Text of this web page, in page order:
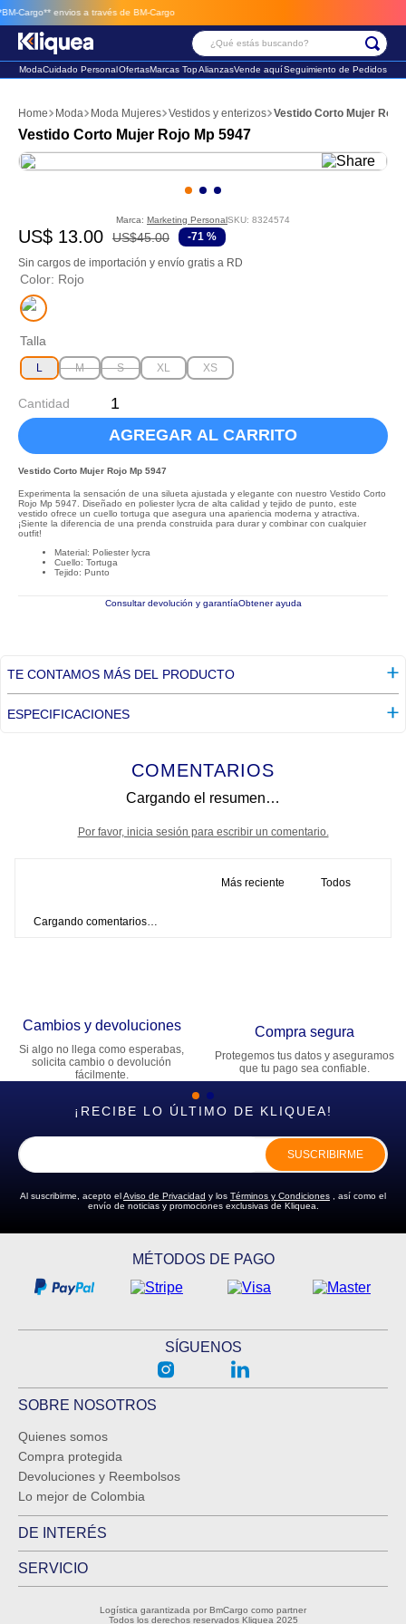
Cargo** envios a través de BM-Cargo
¿Qué estás buscando?
ModaCuidado PersonalOfertasMarcas TopAlianzasVende aquíSeguimiento de Pedidos
Moda Moda Mujeres Vestidos y enterizos Vestido Corto Mujer Rojo
Vestido Corto Mujer Rojo Mp 5947
Marca: Marketing PersonalSKU: 8324574
US$ 13.00 US$45.00 -71 %
Sin cargos de importación y envío gratis a RD
Color: Rojo
Talla
L M S XL XS
Cantidad
AGREGAR AL CARRITO
Vestido Corto Mujer Rojo Mp 5947
Experimenta la sensación de una silueta ajustada y elegante con nuestro Vestido Corto
Rojo Mp 5947. Diseñado en poliester lycra de alta calidad y tejido de punto, este
vestido ofrece un cuello tortuga que asegura una apariencia moderna y atractiva.
¡Siente la diferencia de una prenda construida para durar y combinar con cualquier
outfit!
Material: Poliester lycra
Cuello: Tortuga
Tejido: Punto
Consultar devolución y garantíaObtener ayuda
TE CONTAMOS MÁS DEL PRODUCTO
ESPECIFICACIONES
COMENTARIOS
Cargando el resumen…
Por favor, inicia sesión para escribir un comentario.
Más reciente Todos
Cargando comentarios…
Cambios y devoluciones
Si algo no llega como esperabas,
solicita cambio o devolución
fácilmente.
Compra segura
Protegemos tus datos y aseguramos
que tu pago sea confiable.
¡RECIBE LO ÚLTIMO DE KLIQUEA!
SUSCRIBIRME
Al suscribirme, acepto elAviso de Privacidad y los Términos y Condiciones , así como el
envío de noticias y promociones exclusivas de Kliquea.
MÉTODOS DE PAGO
SÍGUENOS
SOBRE NOSOTROS
Quienes somos
Compra protegida
Devoluciones y Reembolsos
Lo mejor de Colombia
DE INTERÉS
SERVICIO
Logística garantizada por BmCargo como partner
Todos los derechos reservados Kliquea 2025
2. futbol